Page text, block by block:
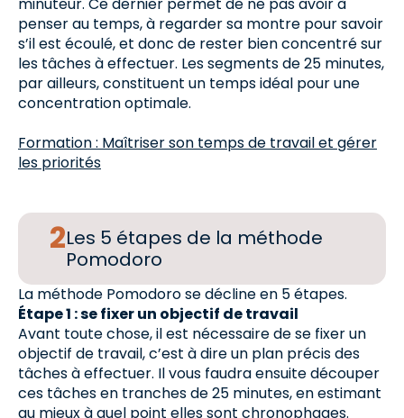
penser au temps, à regarder sa montre pour savoir
s’il est écoulé, et donc de rester bien concentré sur
les tâches à effectuer. Les segments de 25 minutes,
par ailleurs, constituent un temps idéal pour une
concentration optimale.
Formation : Maîtriser son temps de travail et gérer
les priorités
Les 5 étapes de la méthode
Pomodoro
La méthode Pomodoro se décline en 5 étapes.
Étape 1 : se fixer un objectif de travail
Avant toute chose, il est nécessaire de se fixer un
objectif de travail, c’est à dire un plan précis des
tâches à effectuer. Il vous faudra ensuite découper
ces tâches en tranches de 25 minutes, en estimant
au mieux à quel point elles sont chronophages.